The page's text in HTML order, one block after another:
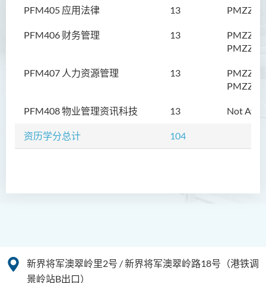
PFM405 应用法律 13
PFM406 财务管理 13
PFM407 人力资源管理 13
PFM408 物业管理资讯科技 13 Not
资历学分总计 104
新界将军澳翠岭里2号 / 新界将军澳翠岭路18号（港铁调
景岭站B出口）